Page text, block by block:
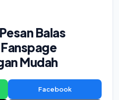
Balas
Mudah
Facebook